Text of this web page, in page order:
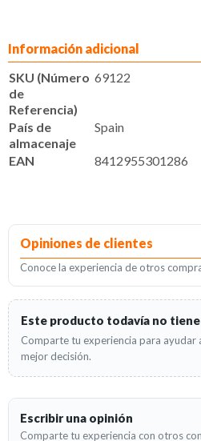
Información adicional
SKU (Número
de
Referencia)
69122
País de
almacenaje
Spain
EAN 8412955301286
Opiniones de clientes
Conoce la experiencia de otros
Este producto todavía no
Comparte tu experiencia para ayudar
mejor decisión.
Escribir una opinión
Comparte tu experiencia con otros